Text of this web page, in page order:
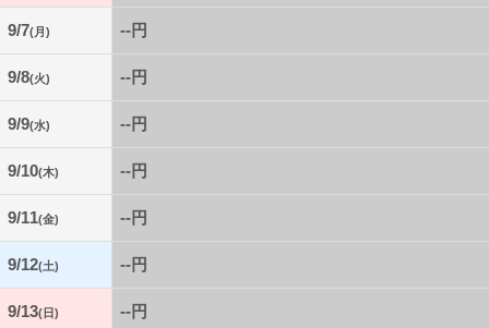
9/7(月) --円
9/8(火) --円
9/9(水) --円
9/10(木) --円
9/11(金) --円
9/12(土) --円
9/13(日) --円